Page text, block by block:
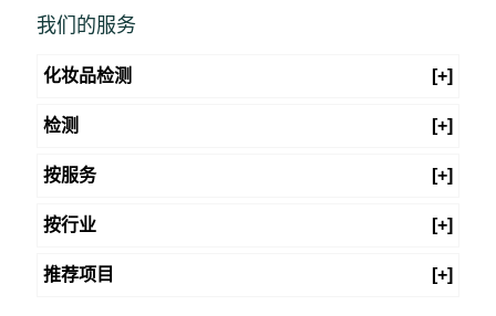
我们的服务
化妆品检测 [+]
检测 [+]
按服务 [+]
按行业 [+]
推荐项目 [+]